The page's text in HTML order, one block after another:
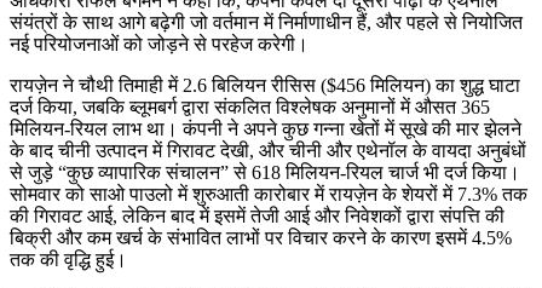
संयंत्रों के साथ आगे बढ़ेगी जो वर्तमान में निर्माणाधीन हैं, और पहले से नियोजित
नई परियोजनाओं को जोड़ने से परहेज करेगी।
रायज़ेन ने चौथी तिमाही में 2.6 बिलियन रीसिस ($456 मिलियन) का शुद्ध घाटा
दर्ज किया, जबकि ब्लूमबर्ग द्वारा संकलित विश्लेषक अनुमानों में औसत 365
मिलियन-रियल लाभ था। कंपनी ने अपने कुछ गन्ना खेतों में सूखे की मार झेलने
के बाद चीनी उत्पादन में गिरावट देखी, और चीनी और एथेनॉल के वायदा अनुबंधों
से जुड़े “कुछ व्यापारिक संचालन” से 618 मिलियन-रियल चार्ज भी दर्ज किया।
सोमवार को साओ पाउलो में शुरुआती कारोबार में रायज़ेन के शेयरों में 7.3% तक
की गिरावट आई, लेकिन बाद में इसमें तेजी आई और निवेशकों द्वारा संपत्ति की
बिक्री और कम खर्च के संभावित लाभों पर विचार करने के कारण इसमें 4.5%
तक की वृद्धि हुई।